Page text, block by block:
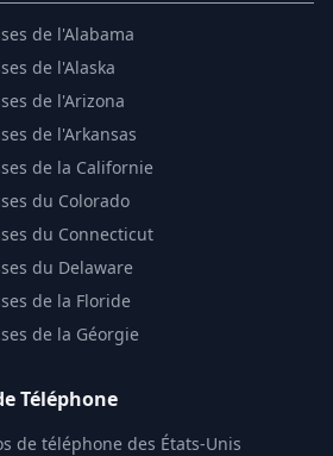
de l'Alabama
de l'Alaska
de l'Arizona
de l'Arkansas
de la Californie
du Colorado
du Connecticut
du Delaware
de la Floride
de la Géorgie
Téléphone
de téléphone des États-Unis